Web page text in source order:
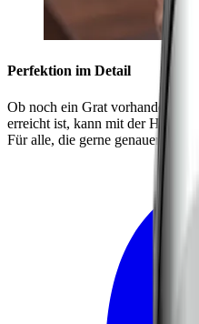
Perfektion im Detail
Ob noch ein Grat vorhanden ist
erreicht ist, kann mit der
Für alle, die gerne genauer